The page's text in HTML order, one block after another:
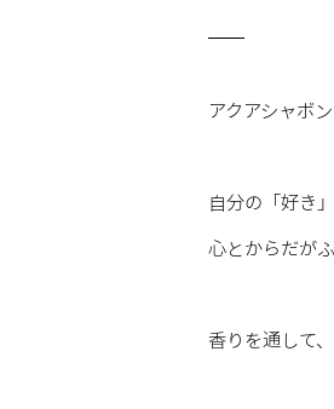
アクアシャボ
自分の「好き
心とからだが
香りを通して